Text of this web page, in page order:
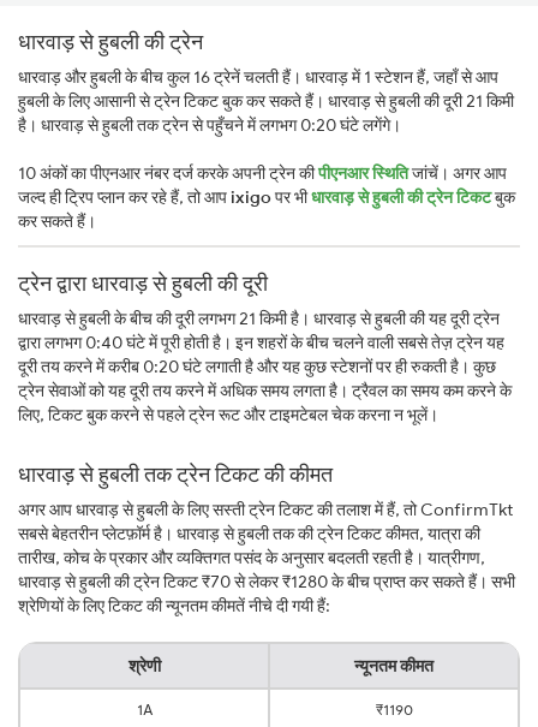
धारवाड़ से हुबली की ट्रेन
धारवाड़ और हुबली के बीच कुल 16 ट्रेनें चलती हैं। धारवाड़ में 1 स्टेशन हैं, जहाँ से आप
हुबली के लिए आसानी से ट्रेन टिकट बुक कर सकते हैं। धारवाड़ से हुबली की दूरी 21 किमी
है। धारवाड़ से हुबली तक ट्रेन से पहुँचने में लगभग 0:20 घंटे लगेंगे।
10 अंकों का पीएनआर नंबर दर्ज करके अपनी ट्रेन कीपीएनआर स्थितिजांचें। अगर आप
जल्द ही ट्रिप प्लान कर रहे हैं, तो आपixigoपर भीधारवाड़ से हुबली की ट्रेन टिकटबुक
कर सकते हैं।
ट्रेन द्वारा धारवाड़ से हुबली की दूरी
धारवाड़ से हुबली के बीच की दूरी लगभग 21 किमी है। धारवाड़ से हुबली की यह दूरी ट्रेन
द्वारा लगभग 0:40 घंटे में पूरी होती है। इन शहरों के बीच चलने वाली सबसे तेज़ ट्रेन यह
दूरी तय करने में करीब 0:20 घंटे लगाती है और यह कुछ स्टेशनों पर ही रुकती है। कुछ
ट्रेन सेवाओं को यह दूरी तय करने में अधिक समय लगता है। ट्रैवल का समय कम करने के
लिए, टिकट बुक करने से पहले ट्रेन रूट और टाइमटेबल चेक करना न भूलें।
धारवाड़ से हुबली तक ट्रेन टिकट की कीमत
अगर आप धारवाड़ से हुबली के लिए सस्ती ट्रेन टिकट की तलाश में हैं, तो ConfirmTkt
सबसे बेहतरीन प्लेटफ़ॉर्म है। धारवाड़ से हुबली तक की ट्रेन टिकट कीमत, यात्रा की
तारीख, कोच के प्रकार और व्यक्तिगत पसंद के अनुसार बदलती रहती है। यात्रीगण,
धारवाड़ से हुबली की ट्रेन टिकट ₹70 से लेकर ₹1280 के बीच प्राप्त कर सकते हैं। सभी
श्रेणियों के लिए टिकट की न्यूनतम कीमतें नीचे दी गयी हैं:
श्रेणी न्यूनतम कीमत
1A ₹1190